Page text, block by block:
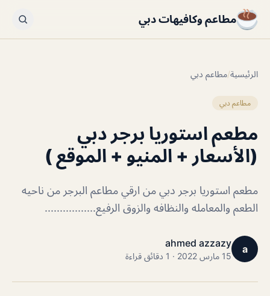
مطاعم وكافيهات دبي
الرئيسية/مطاعم دبي
مطاعم دبي
مطعم استوريا برجر دبي
(الأسعار + المنيو + الموقع )
مطعم استوريا برجر دبي من ارقي مطاعم البرجر من ناحيه
الطعم والمعامله والنظافه والزوق الرفيع.................
a
ahmed azzazy
15 مارس 2022 · 1 دقائق قراءة